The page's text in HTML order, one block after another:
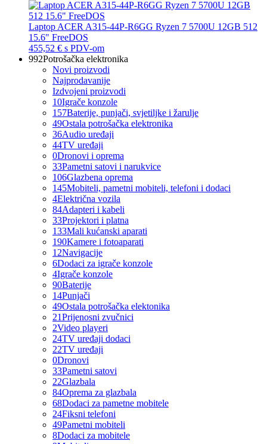
Laptop ACER A315-44P-R6GG Ryzen 7 5700U 12GB 512
15.6" FreeDOS
455,52 € s PDV-om
992Potrošačka elektronika
Novi proizvodi
Najprodavanije
Izdvojeni proizvodi
10Igrače konzole
157Baterije, punjači, svjetiljke i žarulje
49Ostala potrošačka elektronika
36Audio uređaji
44TV uređaji
0Dronovi i oprema
33Pametni satovi i narukvice
106Glazbena oprema
145Mobiteli, pametni mobiteli, telefoni i dodaci
4Električna vozila
84Adapteri i kabeli
33Projektori i platna
133Mali kućanski aparati
190Kamere i fotoaparati
12Navigacije
6Dodaci za igrače konzole
4Igrače konzole
90Baterije
14Punjači
49Ostala potrošačka elektonika
21Prijenosni zvučnici
2Video playeri
24TV uređaji dodaci
22TV uređaji
0Dronovi
33Pametni satovi
22Glazbala
84Oprema za glazbala
68Dodaci za pametne mobitele
24Fiksni telefoni
49Pametni mobiteli
8Dodaci za mobitele